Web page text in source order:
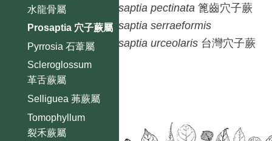
水龍骨屬
Prosaptia 穴子蕨屬
Pyrrosia 石葦屬
Scleroglossum
革舌蕨屬
Selliguea 茀蕨屬
Tomophyllum
裂禾蕨屬
Prosaptia pectinata 篦齒穴子蕨
Prosaptia serraeformis
Prosaptia urceolaris 台灣穴子蕨